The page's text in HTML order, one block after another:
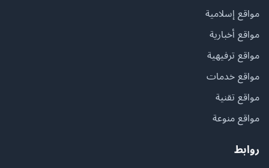
مواقع إسلامية
مواقع أخبارية
مواقع ترفيهية
مواقع خدمات
مواقع تقنية
مواقع منوعة
روابط